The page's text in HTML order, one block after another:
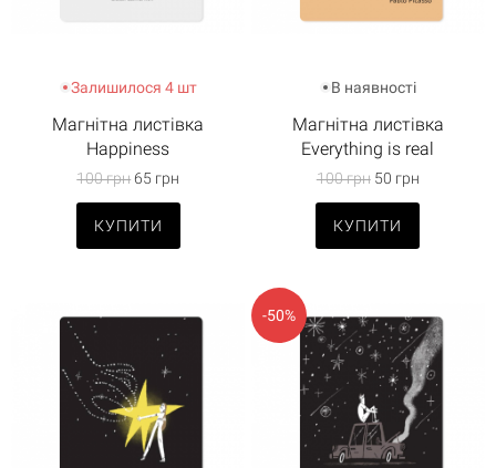
Залишилося 4 шт
Магнітна листівка
Happiness
100 грн 65 грн
КУПИТИ
В наявності
Магнітна листівка
Everything is real
100 грн50 грн
КУПИТИ
-50%